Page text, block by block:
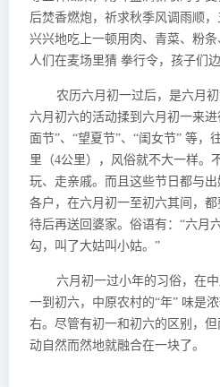
后焚香燃炮，祈求秋季风调雨顺
兴兴地吃上一顿用肉、青菜、粉
人们在麦场里猜 拳行令，孩子们
农历六月初一过后，是六月
六月初六的活动揉到六月初一来
面节”、“望夏节”、“闺女节” 等，
里（4公里），风俗就不大一样。
玩、走亲戚。而且这些节日都与
各户，在六月初一至初六其间，
待后再送回婆家。俗语有：“六月
勾，叫了大姑叫小姑。”
六月初一过小年的习俗，在
一到初六，中原农村的“年” 味是
右。尽管有初一和初六的区别，
动自然而然地就融合在一块了。